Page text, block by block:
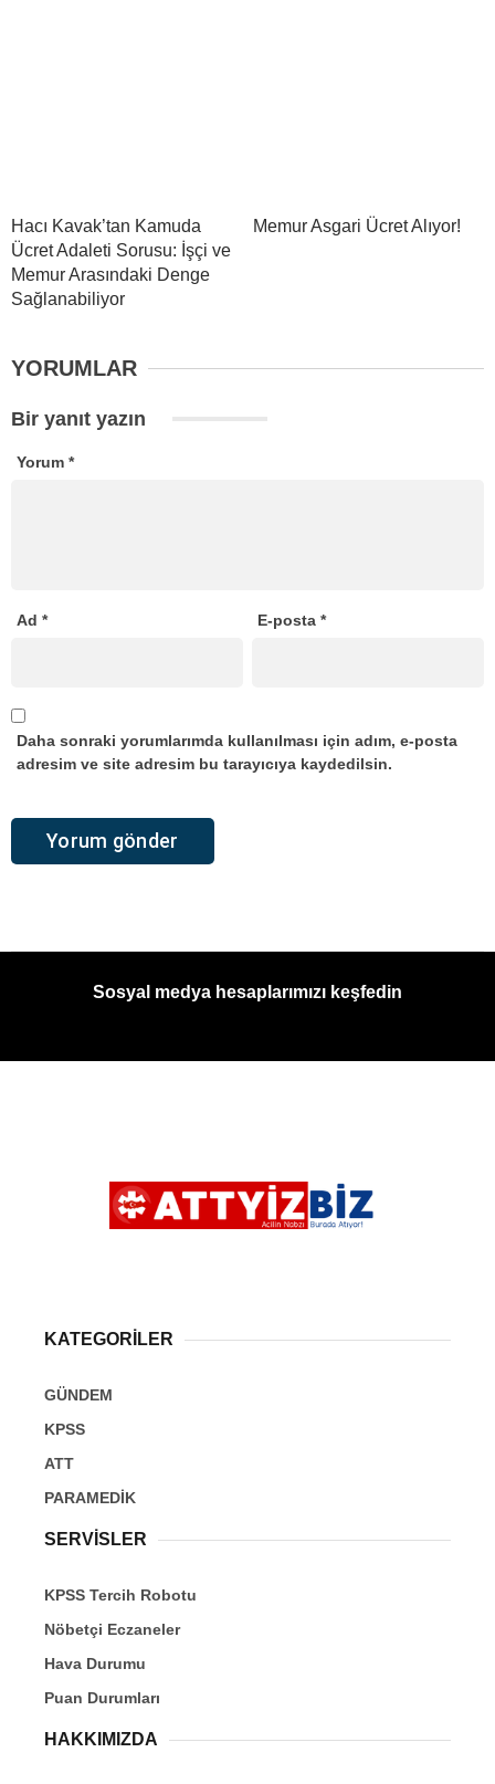
Hacı Kavak’tan Kamuda
Ücret Adaleti Sorusu: İşçi ve
Memur Arasındaki Denge
Sağlanabiliyor
Memur Asgari Ücret Alıyor!
YORUMLAR
Bir yanıt yazın
Yorum *
Ad * E-posta*
Daha sonraki yorumlarımda kullanılması için adım, e-posta
adresim ve site adresim bu tarayıcıya kaydedilsin.
Sosyal medya hesaplarımızı keşfedin
KATEGORİLER
GÜNDEM
KPSS
ATT
PARAMEDİK
SERVİSLER
KPSS Tercih Robotu
Nöbetçi Eczaneler
Hava Durumu
Puan Durumları
HAKKIMIZDA